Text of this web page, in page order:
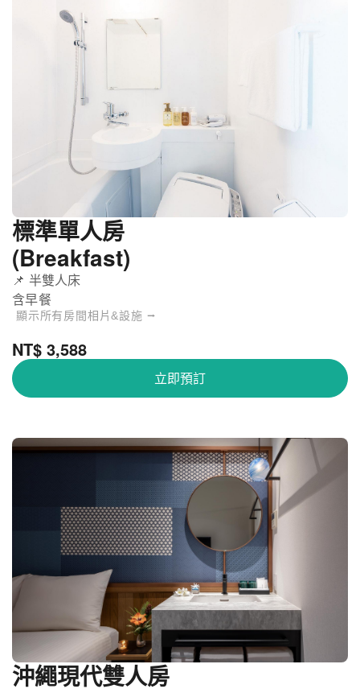
標準單人房
(Breakfast)
📌 半雙人床
含早餐
顯示所有房間相片&設施 ⭢
NT$ 3,588
立即預訂
沖繩現代雙人房